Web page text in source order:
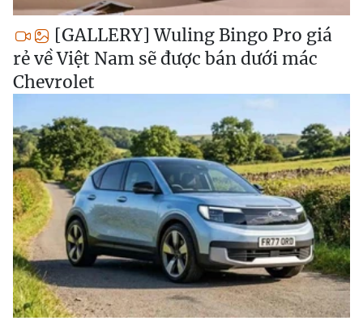
[GALLERY] Wuling Bingo Pro giá
rẻ về Việt Nam sẽ được bán dưới mác
Chevrolet